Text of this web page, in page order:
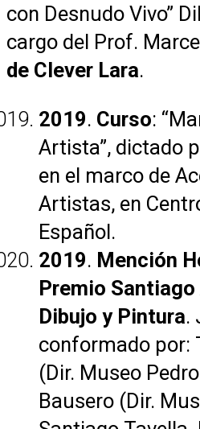
con Desnudo Vivo”
cargo del Prof.
de Clever Lara.
2019. Curso:
Artista”, dictado
en el marco de
Artistas, en
Español.
2019. Mención
Premio
Dibujo y Pintura.
conformado por:
(Dir. Museo
Bausero (Dir.